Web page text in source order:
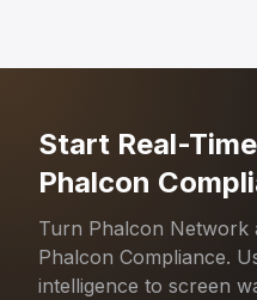
Start Real-
Phalcon
Turn Phalcon Network
Phalcon Compliance.
intelligence to screen